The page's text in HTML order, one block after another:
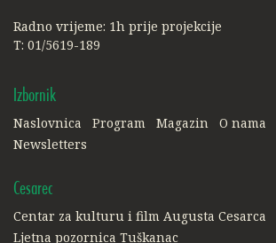
Radno vrijeme: 1h prije projekcije
T: 01/5619-189
Izbornik
Naslovnica Program Magazin O nama
Newsletters
Cesarec
Centar za kulturu i film Augusta Cesarca
Ljetna pozornica Tuškanac